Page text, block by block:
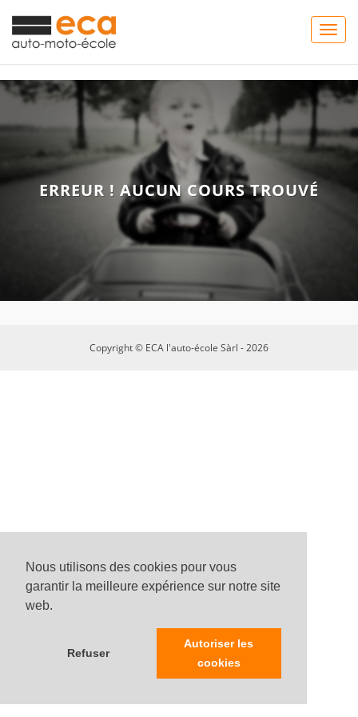
Nous utilisons des cookies pour vous
garantir la meilleure expérience sur notre site
web.
Refuser
Autoriser les
cookies
ERREUR ! AUCUN COURS TROUVÉ
Copyright © ECA l'auto-école Sàrl - 2026